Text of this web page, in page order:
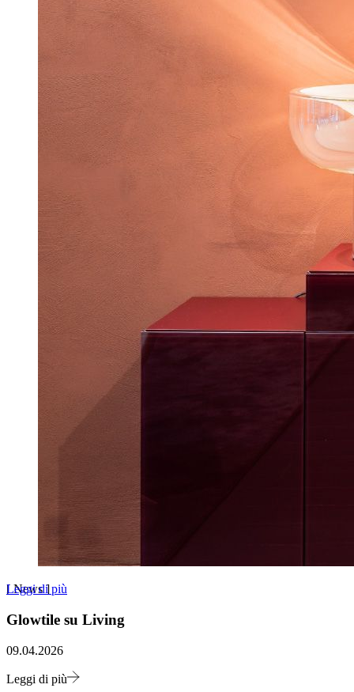
Leggi di più
[News]
Glowtile su Living
09.04.2026
Leggi di più